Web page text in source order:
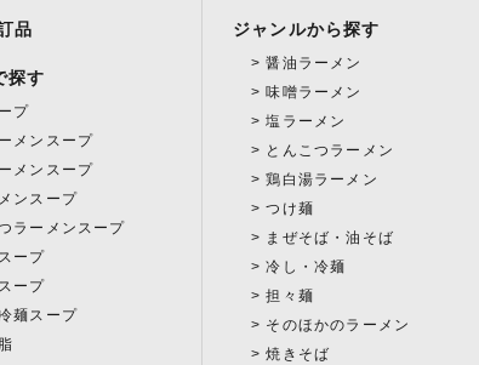
品
探す
プ
メンスープ
メンスープ
ンスープ
ラーメンスープ
ープ
ープ
麺スープ
ジャンルから探す
醤油ラーメン
味噌ラーメン
塩ラーメン
とんこつラーメン
鶏白湯ラーメン
つけ麺
まぜそば・油そば
冷し・冷麺
担々麺
そのほかのラーメン
焼きそば